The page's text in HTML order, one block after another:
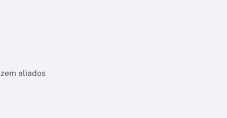
aliados